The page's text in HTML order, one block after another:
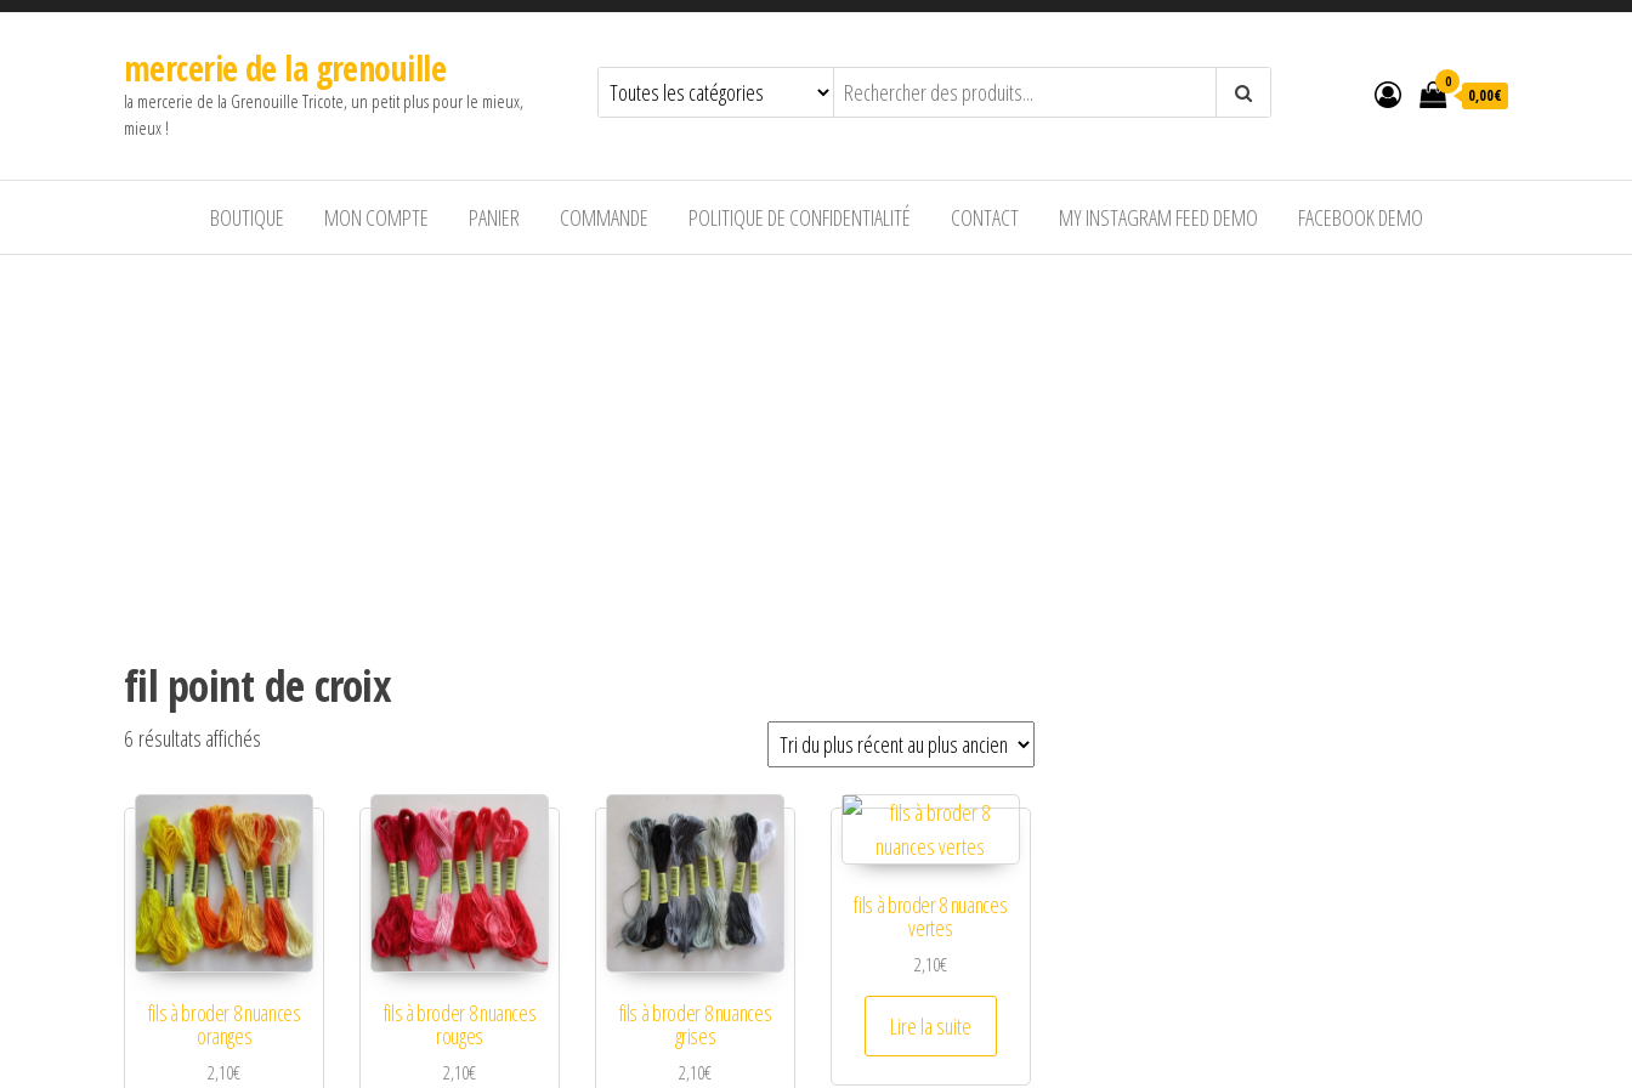
mercerie de la grenouille
la mercerie de la Grenouille Tricote, un petit plus pour le mieux,
mieux !
0
0,00€
BOUTIQUE MON COMPTE PANIER COMMANDE POLITIQUE DE CONFIDENTIALITÉ CONTACT MY INSTAGRAM FEED DEMO FACEBOOK DEMO
fil point de croix
6 résultats affichés
fils à broder 8 nuances
oranges
2,10€
fils à broder 8 nuances
rouges
2,10€
fils à broder 8 nuances
grises
2,10€
fils à broder 8 nuances
vertes
2,10€
Lire la suite